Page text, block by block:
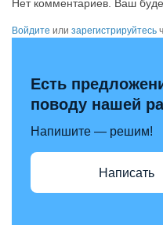
Нет комментариев. Ваш
Войдите или зарегистрируйтесь
Есть
поводу нашей
Напишите — решим!
Написать